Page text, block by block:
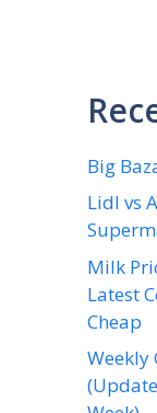
Big
Lidl vs
Milk
Latest
Cheap
Weekly